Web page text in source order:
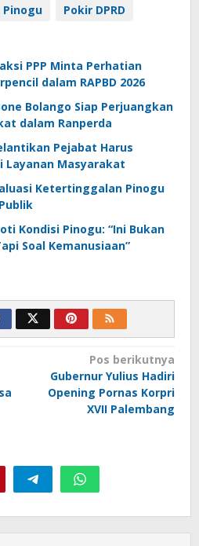
Pinogu Pokir DPRD
PPP Minta Perhatian
dalam RAPBD 2026
Bolango Siap Perjuangkan
dalam Ranperda
Pejabat Harus
Layanan Masyarakat
Ketertinggalan Pinogu
Kondisi Pinogu: “Ini Bukan
Soal Kemanusiaan”
Pos berikutnya
Gubernur Yulius Hadiri
Opening Pornas Korpri
XVII Palembang